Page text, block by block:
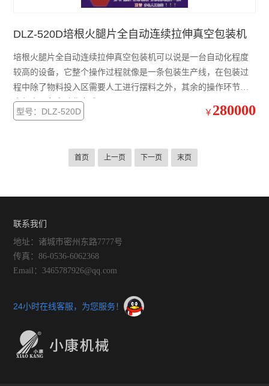
DLZ-520D培根火腿片全自动连续拉伸真空包装机
培根火腿片全自动连续拉伸真空包装机可以说是一台自动化程度
较高的设备，它整个操作过程就像是一条包装生产线，在包装过
程中除了物料投入区需要人工进行摆料之外，其余的操作环节，
全部由设备自动化完成。
型号：DLZ-520D ￥ 280000
首页 上一页 下一页 末页
联系我们
地址：诸城市密州东路7777号
传真：86-0536-6062368
Email：3465787926@qq.com
24小时在线客服，为您服务！